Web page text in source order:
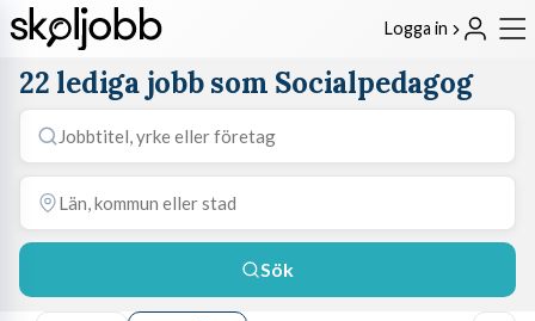
Logga in
22 lediga jobb som Socialpedagog
Sök